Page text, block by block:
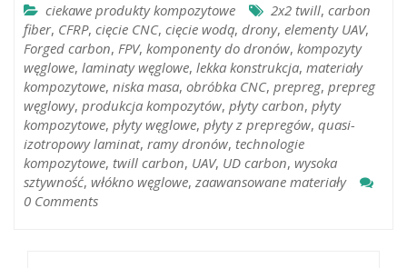
ciekawe produkty kompozytowe 2x2 twill, carbon
fiber, CFRP, cięcie CNC, cięcie wodą, drony, elementy UAV,
Forged carbon, FPV, komponenty do dronów, kompozyty
węglowe, laminaty węglowe, lekka konstrukcja, materiały
kompozytowe, niska masa, obróbka CNC, prepreg, prepreg
węglowy, produkcja kompozytów, płyty carbon, płyty
kompozytowe, płyty węglowe, płyty z prepregów, quasi-
izotropowy laminat, ramy dronów, technologie
kompozytowe, twill carbon, UAV, UD carbon, wysoka
sztywność, włókno węglowe, zaawansowane materiały
0 Comments